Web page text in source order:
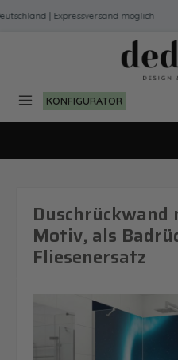
Zum Hauptinhalt springen
| Expressversand möglich
KONFIGURATOR
Motiv, als
Fliesenersatz
Bildergalerie überspringen